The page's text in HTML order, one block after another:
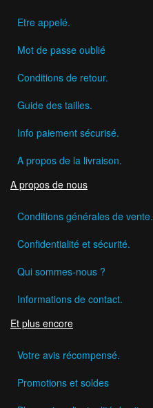
Etre appelé.
Mot de passe oublié
Conditions de retour.
Guide des tailles.
Info paiement sécurisé.
A propos de la livraison.
A propos de nous
Conditions générales de vente.
Confidentialité et sécurité.
Qui sommes-nous ?
Informations de contact.
Et plus encore
Votre avis récompensé.
Promotions et soldes